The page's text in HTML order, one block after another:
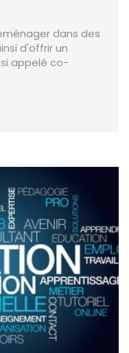
dans des
d'offrir un
appelé co-